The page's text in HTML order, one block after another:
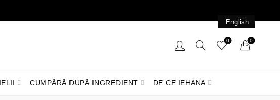
English
0 0
CUMPĂRĂ DUPĂ INGREDIENT DE CE IEHANA